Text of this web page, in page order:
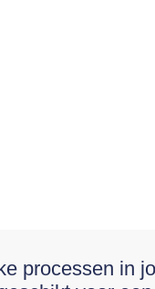
processen in